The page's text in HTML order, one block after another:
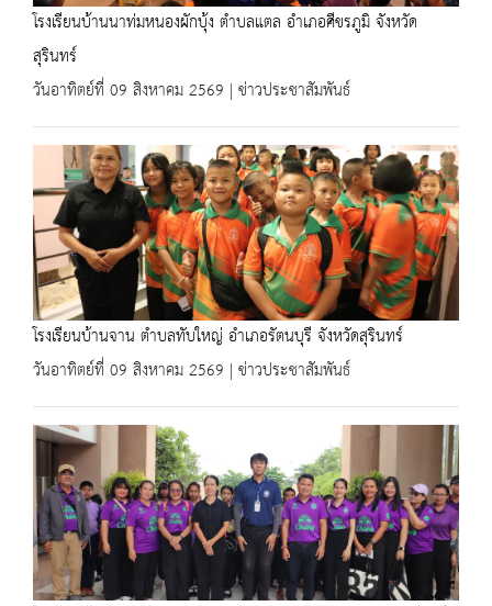
โรงเรียนบ้านนาท่มหนองผักบุ้ง ตำบลแตล อำเภอศีขรภูมิ จังหวัด
สุรินทร์
วันอาทิตย์ที่ 09 สิงหาคม 2569 | ข่าวประชาสัมพันธ์
โรงเรียนบ้านจาน ตำบลทับใหญ่ อำเภอรัตนบุรี จังหวัดสุรินทร์
วันอาทิตย์ที่ 09 สิงหาคม 2569 | ข่าวประชาสัมพันธ์